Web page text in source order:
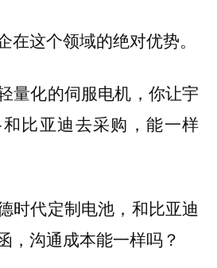
在这个领域的绝对优势。
量化的伺服电机，你让宇
比亚迪去采购，能一样
时代定制电池，和比亚迪
，沟通成本能一样吗？